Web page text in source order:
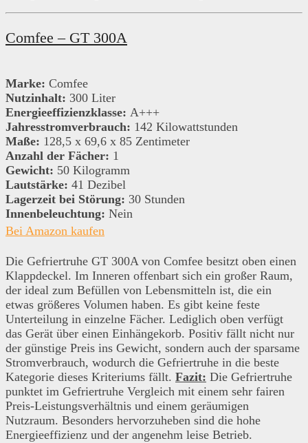
Comfee – GT 300A
Marke: Comfee
Nutzinhalt: 300 Liter
Energieeffizienzklasse: A+++
Jahresstromverbrauch: 142 Kilowattstunden
Maße: 128,5 x 69,6 x 85 Zentimeter
Anzahl der Fächer: 1
Gewicht: 50 Kilogramm
Lautstärke: 41 Dezibel
Lagerzeit bei Störung: 30 Stunden
Innenbeleuchtung: Nein
Bei Amazon kaufen
Die Gefriertruhe GT 300A von Comfee besitzt oben einen
Klappdeckel. Im Inneren offenbart sich ein großer Raum,
der ideal zum Befüllen von Lebensmitteln ist, die ein
etwas größeres Volumen haben. Es gibt keine feste
Unterteilung in einzelne Fächer. Lediglich oben verfügt
das Gerät über einen Einhängekorb. Positiv fällt nicht nur
der günstige Preis ins Gewicht, sondern auch der sparsame
Stromverbrauch, wodurch die Gefriertruhe in die beste
Kategorie dieses Kriteriums fällt. Fazit: Die Gefriertruhe
punktet im Gefriertruhe Vergleich mit einem sehr fairen
Preis-Leistungsverhältnis und einem geräumigen
Nutzraum. Besonders hervorzuheben sind die hohe
Energieeffizienz und der angenehm leise Betrieb.